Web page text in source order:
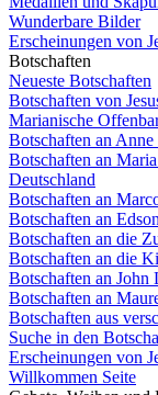
Wunderbare Bilder
Erscheinungen von
Botschaften
Neueste Botschaften
Botschaften von
Marianische
Botschaften an
Botschaften an
Deutschland
Botschaften an
Botschaften an
Botschaften an die
Botschaften an die
Botschaften an
Botschaften an
Botschaften aus
Suche in den
Erscheinungen von
Willkommen Seite